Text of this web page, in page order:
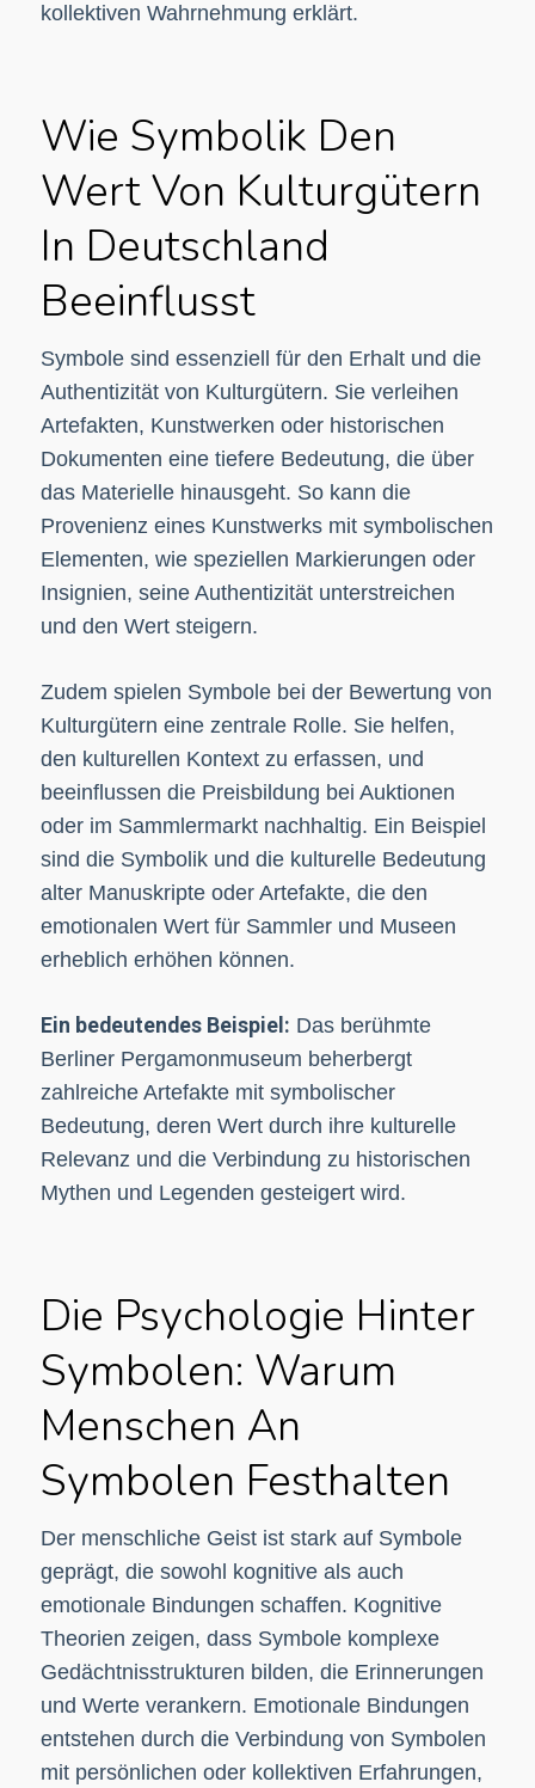
kollektiven Wahrnehmung erklärt.
Wie Symbolik Den
Wert Von Kulturgütern
In Deutschland
Beeinflusst
Symbole sind essenziell für den Erhalt und die
Authentizität von Kulturgütern. Sie verleihen
Artefakten, Kunstwerken oder historischen
Dokumenten eine tiefere Bedeutung, die über
das Materielle hinausgeht. So kann die
Provenienz eines Kunstwerks mit symbolischen
Elementen, wie speziellen Markierungen oder
Insignien, seine Authentizität unterstreichen
und den Wert steigern.
Zudem spielen Symbole bei der Bewertung von
Kulturgütern eine zentrale Rolle. Sie helfen,
den kulturellen Kontext zu erfassen, und
beeinflussen die Preisbildung bei Auktionen
oder im Sammlermarkt nachhaltig. Ein Beispiel
sind die Symbolik und die kulturelle Bedeutung
alter Manuskripte oder Artefakte, die den
emotionalen Wert für Sammler und Museen
erheblich erhöhen können.
Ein bedeutendes Beispiel: Das berühmte
Berliner Pergamonmuseum beherbergt
zahlreiche Artefakte mit symbolischer
Bedeutung, deren Wert durch ihre kulturelle
Relevanz und die Verbindung zu historischen
Mythen und Legenden gesteigert wird.
Die Psychologie Hinter
Symbolen: Warum
Menschen An
Symbolen Festhalten
Der menschliche Geist ist stark auf Symbole
geprägt, die sowohl kognitive als auch
emotionale Bindungen schaffen. Kognitive
Theorien zeigen, dass Symbole komplexe
Gedächtnisstrukturen bilden, die Erinnerungen
und Werte verankern. Emotionale Bindungen
entstehen durch die Verbindung von Symbolen
mit persönlichen oder kollektiven Erfahrungen,